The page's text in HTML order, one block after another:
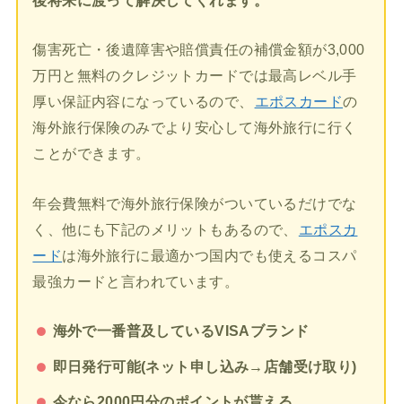
傷害死亡・後遺障害や賠償責任の補償金額が3,000
万円と無料のクレジットカードでは最高レベル手
厚い保証内容になっているので、
エポスカードの
海外旅行保険のみでより安心して海外旅行に行く
ことができます。
年会費無料で海外旅行保険がついているだけでな
く、他にも下記のメリットもあるので、
エポスカ
ードは海外旅行に最適かつ国内でも使えるコスパ
最強カードと言われています。
海外で一番普及しているVISAブランド
即日発行可能(ネット申し込み→店舗受け取り)